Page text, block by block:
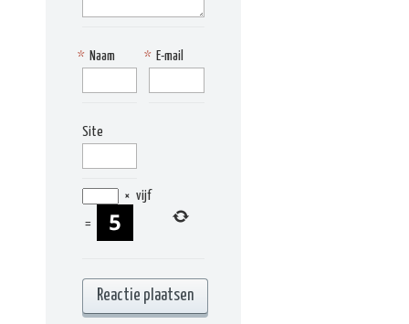
Naam
* E-mail
*
Site
× vijf
=